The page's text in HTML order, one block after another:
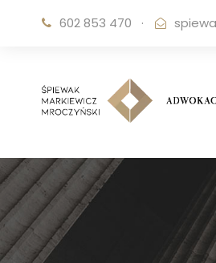
602 853 470 ·